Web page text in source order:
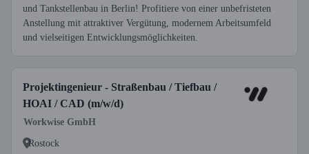
und Tankstellenbau in Berlin! Profitiere von einer unbefristeten
Anstellung mit attraktiver Vergütung, modernem Arbeitsumfeld
und vielseitigen Entwicklungsmöglichkeiten.
Projektingenieur - Straßenbau / Tiefbau /
HOAI / CAD (m/w/d)
Workwise GmbH
Rostock